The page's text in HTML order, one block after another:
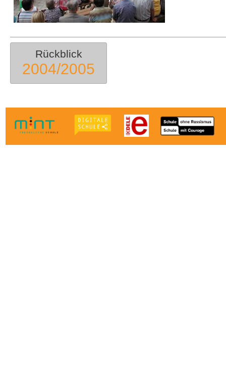
Rückblick
2004/2005